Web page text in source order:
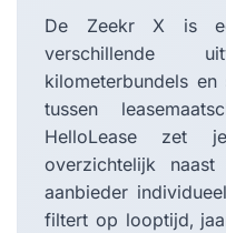
De Zeekr X is
verschillende
kilometerbundels
tussen
HelloLease zet
overzichtelijk
aanbieder
filtert op looptijd,